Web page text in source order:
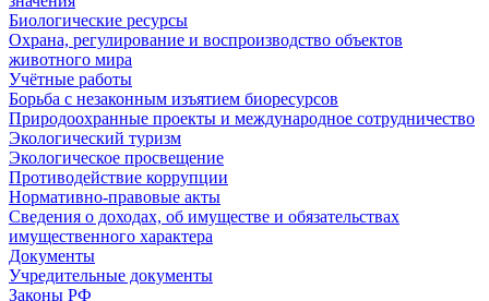
Биологические ресурсы
Охрана, регулирование и воспроизводство объектов
животного мира
Учётные работы
Борьба с незаконным изъятием биоресурсов
Природоохранные проекты и международное сотрудничество
Экологический туризм
Экологическое просвещение
Противодействие коррупции
Нормативно-правовые акты
Сведения о доходах, об имуществе и обязательствах
имущественного характера
Документы
Учредительные документы
Законы РФ